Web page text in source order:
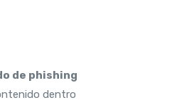
de phishing
dentro